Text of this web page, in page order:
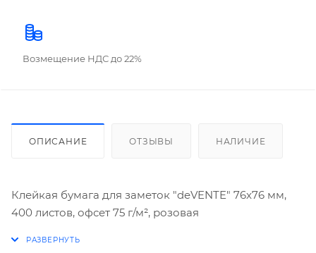
Возмещение НДС до 22%
ОПИСАНИЕ ОТЗЫВЫ НАЛИЧИЕ
Клейкая бумага для заметок "deVENTE" 76x76 мм,
400 листов, офсет 75 г/м², розовая